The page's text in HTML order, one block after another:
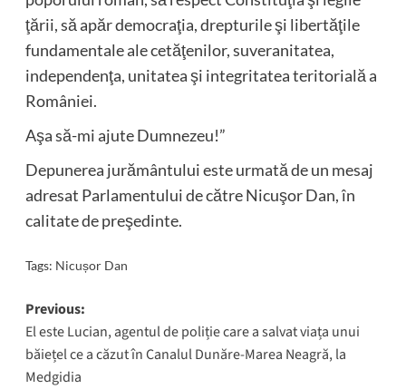
ţării, să apăr democraţia, drepturile şi libertăţile
fundamentale ale cetăţenilor, suveranitatea,
independenţa, unitatea şi integritatea teritorială a
României.
Aşa să-mi ajute Dumnezeu!”
Depunerea jurământului este urmată de un mesaj
adresat Parlamentului de către Nicuşor Dan, în
calitate de preşedinte.
Tags: Nicușor Dan
Post
navigation
Previous:
El este Lucian, agentul de poliție care a salvat viața unui
băiețel ce a căzut în Canalul Dunăre-Marea Neagră, la
Medgidia